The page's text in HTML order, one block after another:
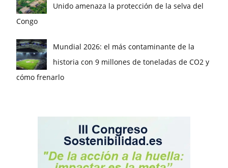
Unido amenaza la protección de la selva del
Congo
Mundial 2026: el más contaminante de la
historia con 9 millones de toneladas de CO2 y
cómo frenarlo